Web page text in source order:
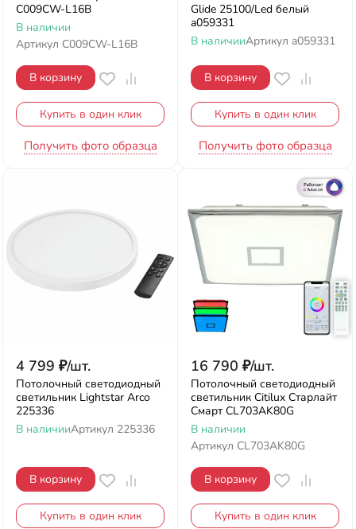
C009CW-L16B
В наличии
Артикул C009CW-L16B
В корзину
Купить в один клик
Получить фото образца
Glide 25100/Led белый
a059331
В наличииАртикул a059331
В корзину
Купить в один клик
Получить фото образца
4 799 ₽/шт.
Потолочный светодиодный
светильник Lightstar Arco
225336
В наличииАртикул 225336
В корзину
Купить в один клик
16 790 ₽/шт.
Потолочный светодиодный
светильник Citilux Старлайт
Смарт CL703AK80G
В наличии
Артикул CL703AK80G
В корзину
Купить в один клик